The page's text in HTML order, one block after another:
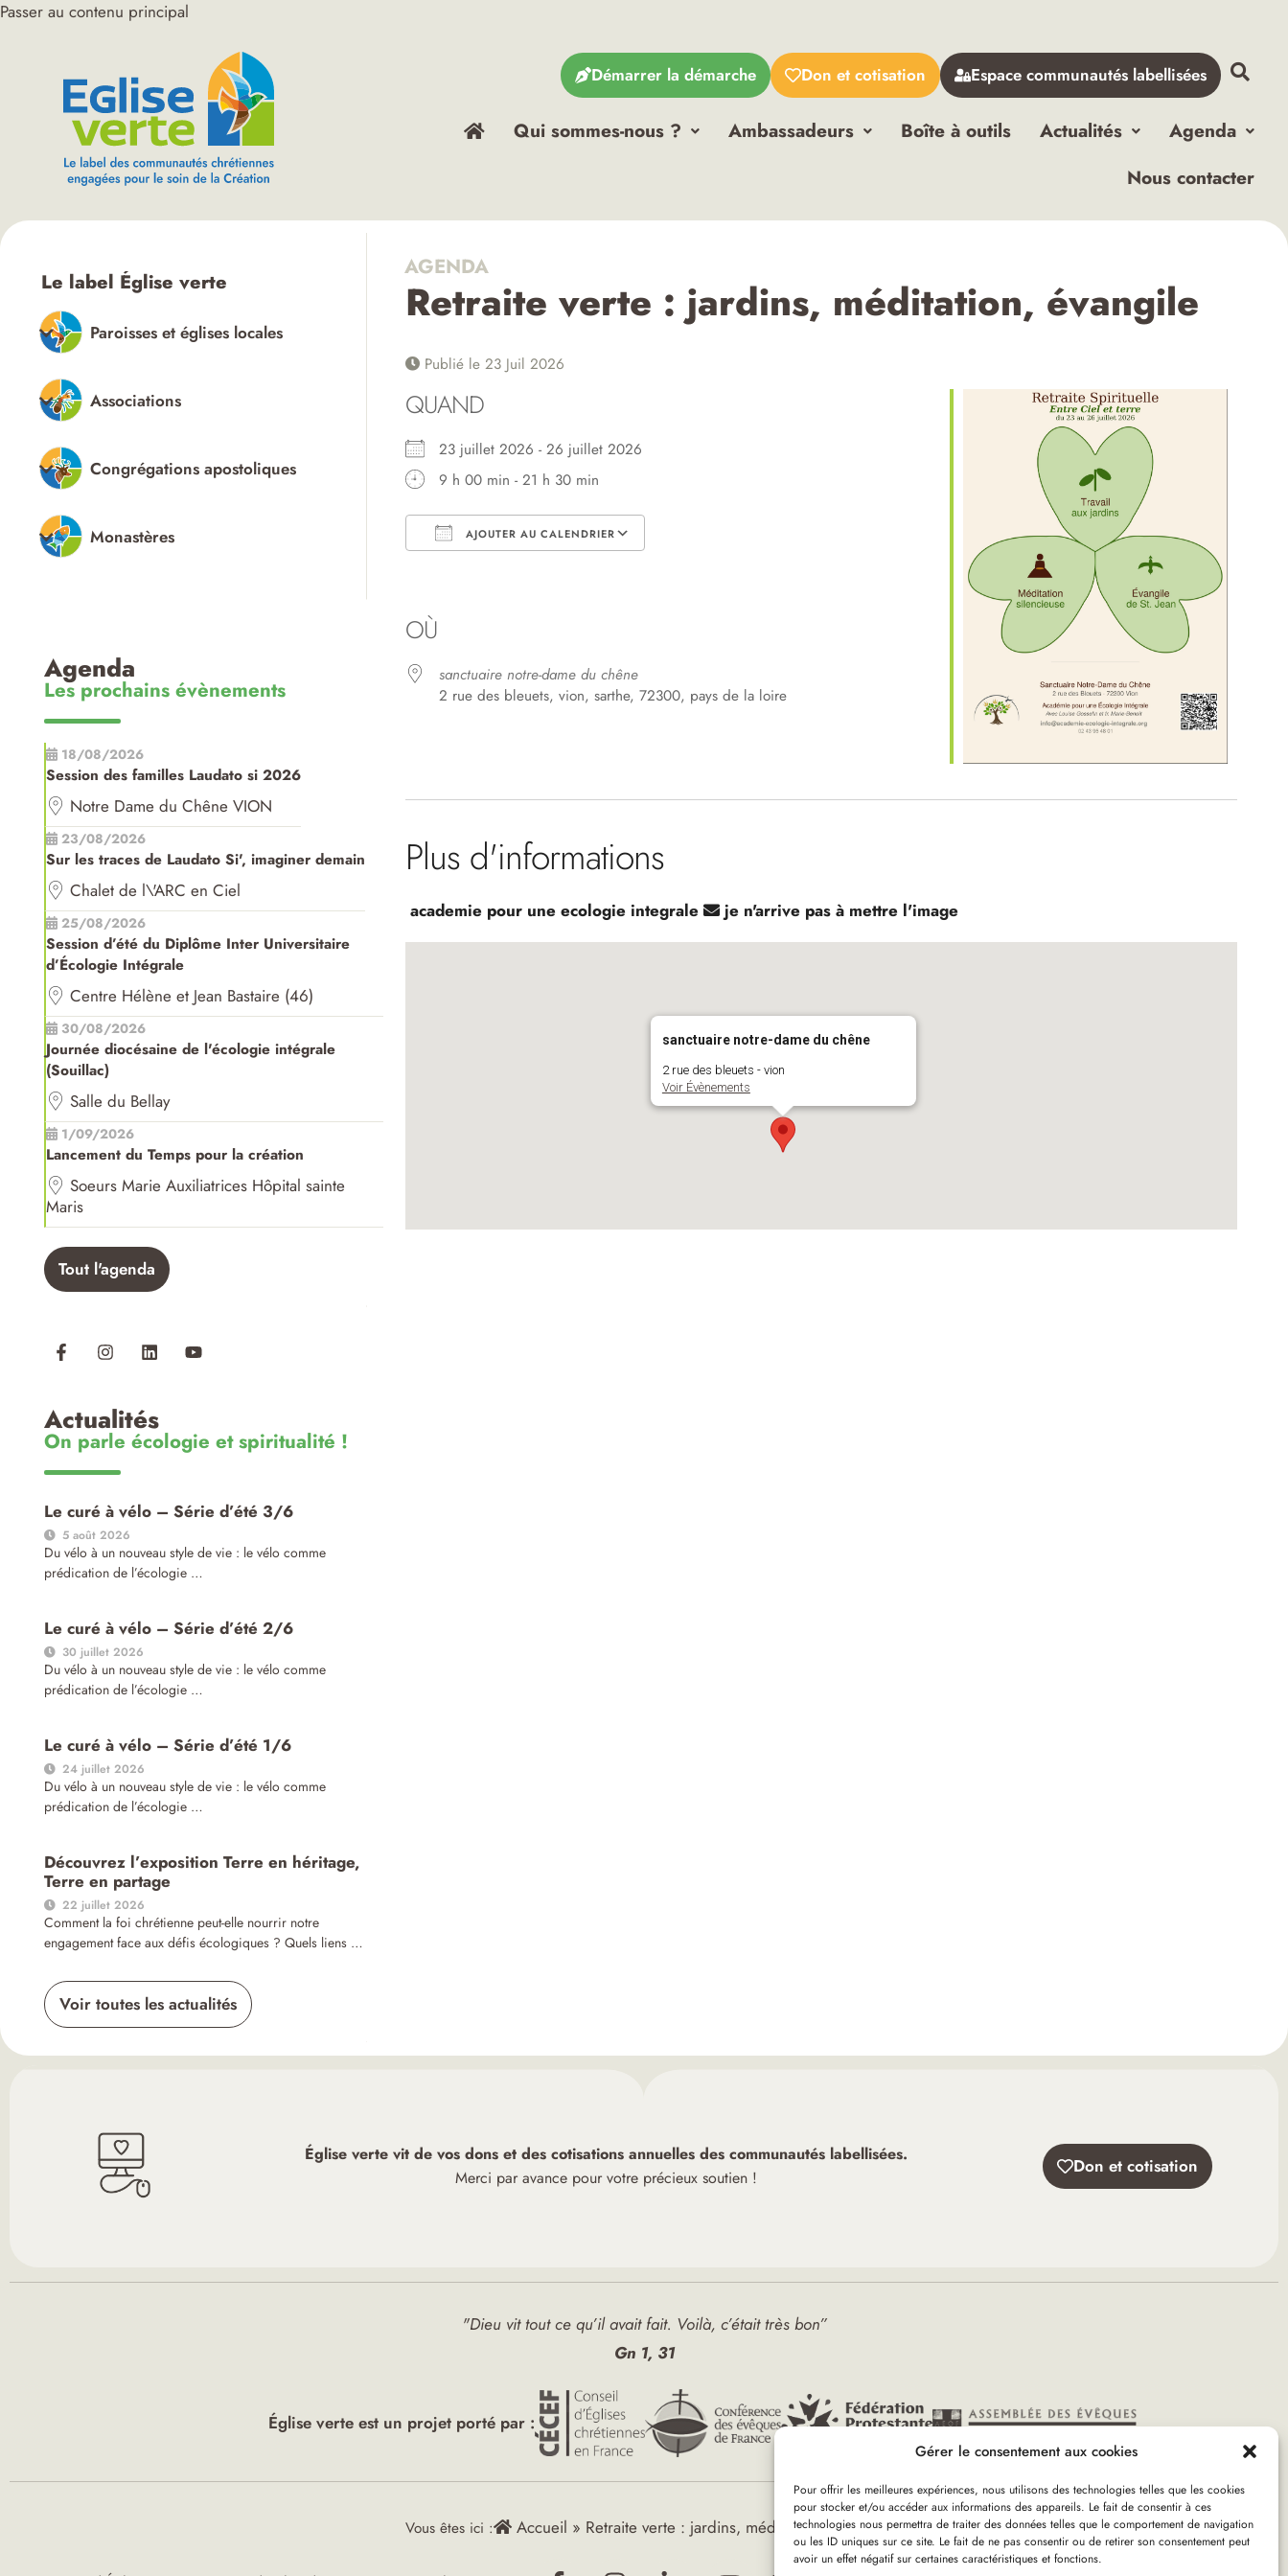
Gérer le consentement aux cookies
Pour offrir les meilleures expériences, nous utilisons des technologies telles que les cookies
pour stocker et/ou accéder aux informations des appareils. Le fait de consentir à ces
technologies nous permettra de traiter des données telles que le comportement de navigation
ou les ID uniques sur ce site. Le fait de ne pas consentir ou de retirer son consentement peut
avoir un effet négatif sur certaines caractéristiques et fonctions.
Passer au contenu principal
Démarrer la démarche Don et cotisation Espace communautés labellisées
Qui sommes-nous ? Ambassadeurs Boîte à outils Actualités
Agenda
Nous contacter
Le label Église verte
Paroisses et églises locales
Associations
Congrégations apostoliques
Monastères
Agenda
Les prochains évènements
18/08/2026
Session des familles Laudato si 2026
Notre Dame du Chêne VION
23/08/2026
Sur les traces de Laudato Si', imaginer demain
Chalet de l\'ARC en Ciel
25/08/2026
Session d’été du Diplôme Inter Universitaire
d’Écologie Intégrale
Centre Hélène et Jean Bastaire (46)
30/08/2026
Journée diocésaine de l'écologie intégrale
(Souillac)
Salle du Bellay
1/09/2026
Lancement du Temps pour la création
Soeurs Marie Auxiliatrices Hôpital sainte
Maris
Tout l'agenda
Actualités
On parle écologie et spiritualité !
Le curé à vélo – Série d’été 3/6
5 août 2026
Du vélo à un nouveau style de vie : le vélo comme
prédication de l’écologie …
Le curé à vélo – Série d’été 2/6
30 juillet 2026
Du vélo à un nouveau style de vie : le vélo comme
prédication de l’écologie …
Le curé à vélo – Série d’été 1/6
24 juillet 2026
Du vélo à un nouveau style de vie : le vélo comme
prédication de l’écologie …
Découvrez l’exposition Terre en héritage,
Terre en partage
22 juillet 2026
Comment la foi chrétienne peut-elle nourrir notre
engagement face aux défis écologiques ? Quels liens …
Voir toutes les actualités
AGENDA
Retraite verte : jardins, méditation, évangile
Publié le 23 Juil 2026
QUAND
23 juillet 2026 - 26 juillet 2026
9 h 00 min - 21 h 30 min
AJOUTER AU CALENDRIER
iCalendar Office 365
OÙ
sanctuaire notre-dame du chêne
2 rue des bleuets, vion, sarthe, 72300, pays de la loire
Plus d'informations
academie pour une ecologie integrale je n'arrive pas à mettre l'image
sanctuaire notre-dame du chêne
2 rue des bleuets - vion
Voir Évènements
Église verte vit de vos dons et des cotisations annuelles des communautés labellisées.
Merci par avance pour votre précieux soutien !
Don et cotisation
"Dieu vit tout ce qu’il avait fait. Voilà, c’était très bon”
Gn 1, 31
Église verte est un projet porté par :
Vous êtes ici : Accueil » Retraite verte : jardins, méditation, évangile